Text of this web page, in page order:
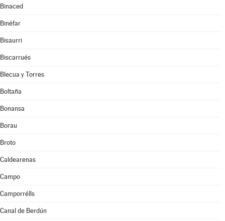
Binaced
Binéfar
Bisaurri
Biscarrués
Blecua y Torres
Boltaña
Bonansa
Borau
Broto
Caldearenas
Campo
Camporrélls
Canal de Berdún